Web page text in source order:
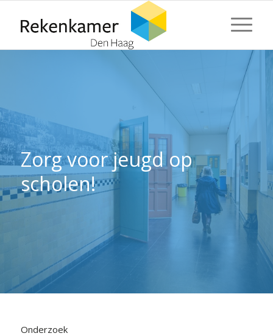
⬇ Blok overslaan
Zorg voor jeugd op
scholen!
Onderzoek